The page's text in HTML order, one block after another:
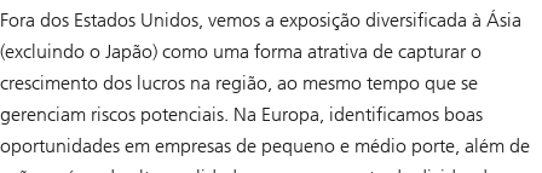
Fora dos Estados Unidos, vemos a exposição diversificada à Ásia
(excluindo o Japão) como uma forma atrativa de capturar o
crescimento dos lucros na região, ao mesmo tempo que se
gerenciam riscos potenciais. Na Europa, identificamos boas
oportunidades em empresas de pequeno e médio porte, além de